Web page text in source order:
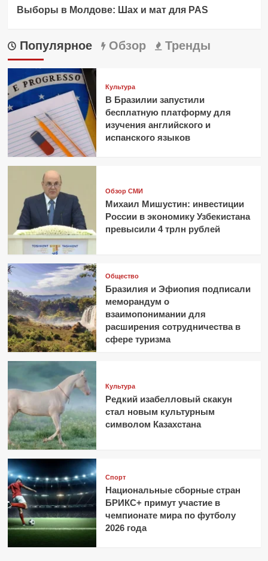
Выборы в Молдове: Шах и мат для PAS
Популярное Обзор Тренды
Культура
В Бразилии запустили
бесплатную платформу для
изучения английского и
испанского языков
Обзор СМИ
Михаил Мишустин: инвестиции
России в экономику Узбекистана
превысили 4 трлн рублей
Общество
Бразилия и Эфиопия подписали
меморандум о
взаимопонимании для
расширения сотрудничества в
сфере туризма
Культура
Редкий изабелловый скакун
стал новым культурным
символом Казахстана
Спорт
Национальные сборные стран
БРИКС+ примут участие в
чемпионате мира по футболу
2026 года